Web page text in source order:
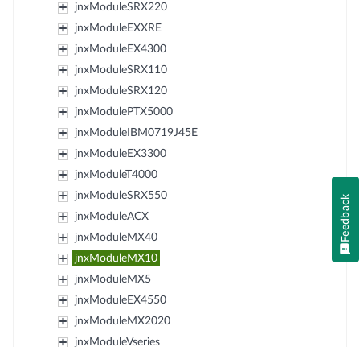
jnxModuleSRX220
jnxModuleEXXRE
jnxModuleEX4300
jnxModuleSRX110
jnxModuleSRX120
jnxModulePTX5000
jnxModuleIBM0719J45E
jnxModuleEX3300
jnxModuleT4000
jnxModuleSRX550
jnxModuleACX
jnxModuleMX40
jnxModuleMX10
jnxModuleMX5
jnxModuleEX4550
jnxModuleMX2020
jnxModuleVseries
Feedback